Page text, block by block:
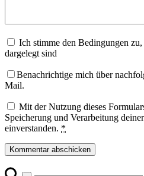
Ich stimme den Bedingungen
dargelegt sind
Benachrichtige mich über
Mail.
Mit der Nutzung dieses
Speicherung und Verarbeitung
einverstanden. *